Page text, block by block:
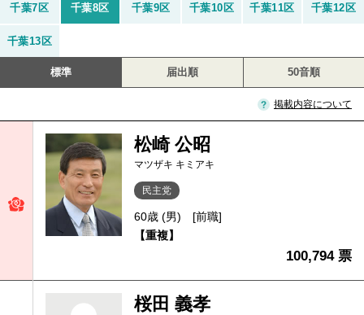
千葉7区 千葉8区 千葉9区 千葉10区 千葉11区 千葉12区
千葉13区
標準 届出順 50音順
掲載内容について
松崎 公昭
マツザキ キミアキ
民主党
60歳 (男)
[前職]
【重複】
100,794 票
桜田 義孝